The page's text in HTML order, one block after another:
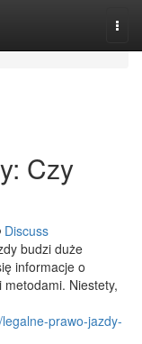
Czy
Discuss
budzi duże
informacje o
Niestety,
prawo-jazdy-